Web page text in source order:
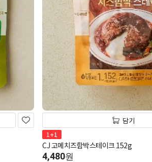
담기
1+1
CJ 고메치즈함박스테이크 152g
4,480원